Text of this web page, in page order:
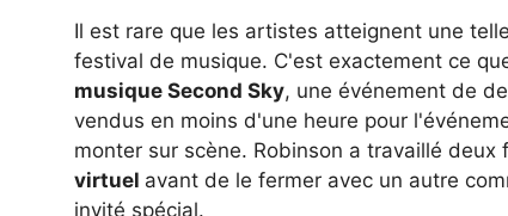
Il est rare que les artistes atteignent une
festival de musique. C'est exactement ce
musique Second Sky, une événement de
vendus en moins d'une heure pour
monter sur scène. Robinson a travaillé
virtuel avant de le fermer avec un autre
invité spécial.